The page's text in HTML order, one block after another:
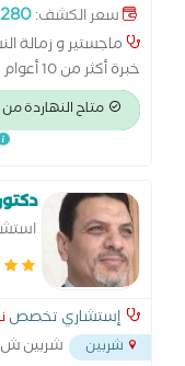
سعر الكشف:280
ماجستير و زمالة
الأهرام للخصوبة
متاح النهاردة من 6:00 مساءً
إستشاري تخصص
شربين شربين ش